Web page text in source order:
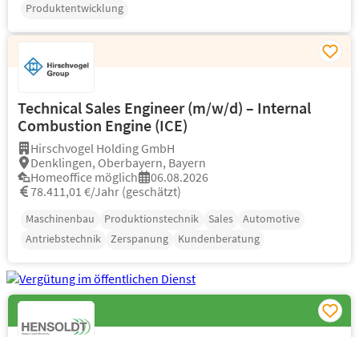
Produktentwicklung
Technical Sales Engineer (m/w/d) – Internal
Combustion Engine (ICE)
Hirschvogel Holding GmbH
Denklingen, Oberbayern, Bayern
Homeoffice möglich
06.08.2026
78.411,01 €/Jahr (geschätzt)
Maschinenbau Produktionstechnik Sales
Automotive
Antriebstechnik
Zerspanung Kundenberatung